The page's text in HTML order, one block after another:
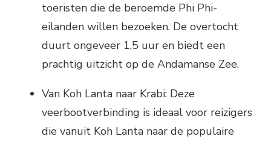
toeristen die de beroemde Phi Phi-
eilanden willen bezoeken. De overtocht
duurt ongeveer 1,5 uur en biedt een
prachtig uitzicht op de Andamanse Zee.
Van Koh Lanta naar Krabi: Deze
veerbootverbinding is ideaal voor reizigers
die vanuit Koh Lanta naar de populaire